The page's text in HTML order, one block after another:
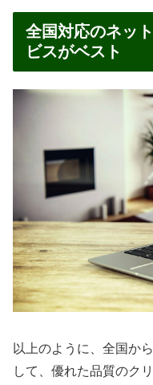
全国対応のネッ
ビスがベスト
以上のように、全国か
して、優れた品質のク